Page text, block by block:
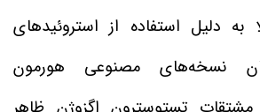
به دلیل استفاده از استروئیدهای
نسخه‌های مصنوعی هورمون